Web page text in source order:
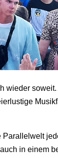
wieder
in einem